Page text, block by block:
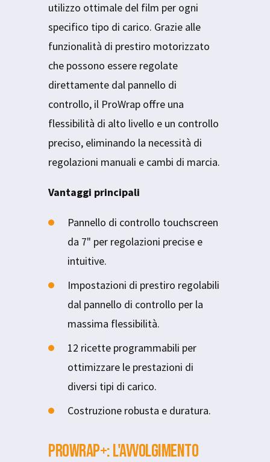
utilizzo ottimale del film per ogni
specifico tipo di carico. Grazie alle
funzionalità di prestiro motorizzato
che possono essere regolate
direttamente dal pannello di
controllo, il ProWrap offre una
flessibilità di alto livello e un controllo
preciso, eliminando la necessità di
regolazioni manuali e cambi di marcia.
Vantaggi principali
Pannello di controllo touchscreen
da 7" per regolazioni precise e
intuitive.
Impostazioni di prestiro regolabili
dal pannello di controllo per la
massima flessibilità.
12 ricette programmabili per
ottimizzare le prestazioni di
diversi tipi di carico.
Costruzione robusta e duratura.
ProWrap+: L'avvolgimento